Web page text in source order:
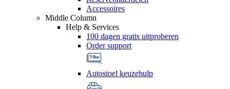
Accessoires
Middle Column
Help & Services
100 dagen gratis uitproberen
Order support
Autostoel keuzehulp